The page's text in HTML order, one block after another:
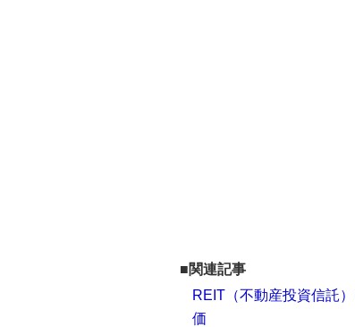
■関連記事
REIT（不動産投資信託
価